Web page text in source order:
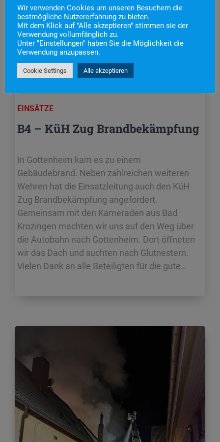
EINSÄTZE
B4 – KüH Zug Brandbekämpfung
In Gottenheim kam es zu einem
Gebäudebrand. Neben zahlreichen weiteren
Wehren hat die Einsatzleitung auch den KüH
Zug Brandbekämpfung angefordert.
Gemeinsam mit den Kameraden aus Bad
Krozingen machten wir uns auf den Weg über
die Autobahn nach Gottenheim. Dort öffneten
wir das Dach und suchten nach Glutnestern.
Vielen Dank an alle Beteiligten für die gute…
Wir verwenden Cookies um unseren Besuchern die
bestmögliche Nutzererfahrung zu bieten.
Mit dem Klick auf "Alle akzeptieren" stimmen sie der
Verwendung vollumfänglich zu.
Unter "Einstellungen" haben Sie die Möglichkeit die
Verwendung anzupassen.
Cookie Settings Alle akzeptieren